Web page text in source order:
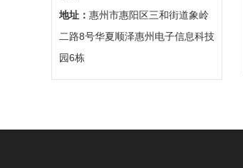
地址： 惠州市惠阳区三和街道象岭
二路8号华夏顺泽惠州电子信息科技
园6栋